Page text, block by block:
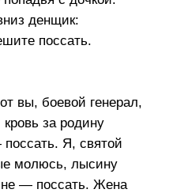
денщик:
поссать.
вы, боевой генерал,
за родину
Я, святой
молюсь, лысину
— поссать. Жена